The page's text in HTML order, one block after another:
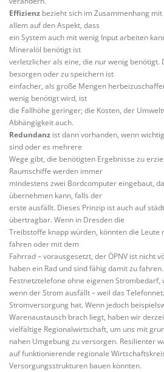
Effizienz bezieht sich im Zusammenhang
allem auf den Aspekt, dass
ein System auch mit wenig Input arbeiten
Mineralöl benötigt ist
verletzlicher als eine, die nur wenig benötigt.
besorgen oder zu speichern ist
einfacher, als große Mengen
wenig benötigt wird, ist
die Fallhöhe geringer; die Kosten, der
Abhängigkeit auch.
Redundanz ist dann vorhanden, wenn
sind oder es mehrere
Wege gibt, die benötigten Ergebnisse zu
Raumschiffe werden immer
mindestens zwei Bordcomputer eingebaut,
übernehmen kann, falls der
erste ausfällt. Dieses Prinzip ist auch auf
übertragbar. Wenn in Dresden die
Treibstoffe knapp würden, könnten die Leute
fahren oder mit dem
Fahrrad – vorausgesetzt, der ÖPNV ist nicht
haben ein Rad und sind fähig damit zu
Festnetztelefone ohne eigenen
wenn der Strom ausfällt – weil das
Stromversorgung hat. Wenn jedoch
Warenaustausch brach liegt, haben wir
vielfältige Regionalwirtschaft, um uns mit
nahen Umgebung zu versorgen. Resilienter
auf funktionierende regionale
Versorgungsstrukturen bauen könnten.